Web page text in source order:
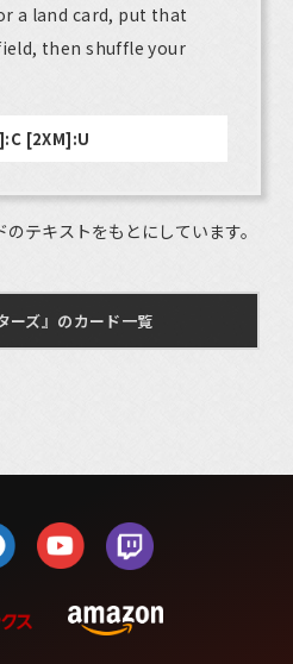
a land card, put that
then shuffle your
[2XM]:U
テキストをもとにしています。
ーズ』のカード一覧